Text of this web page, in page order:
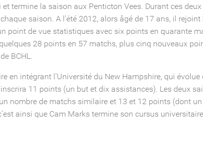
termine la saison aux Penticton Vees. Durant ces
saison. A l’été 2012, alors âgé de 17 ans, il
point de vue statistiques avec six points en quarante
28 points en 57 matchs, plus cinq nouveaux
BCHL.
en intégrant l’Université du New Hampshire, qui
11 points (un but et dix assistances). Les deux
nombre de matchs similaire et 13 et 12 points (dont
ainsi que Cam Marks termine son cursus universitaire.